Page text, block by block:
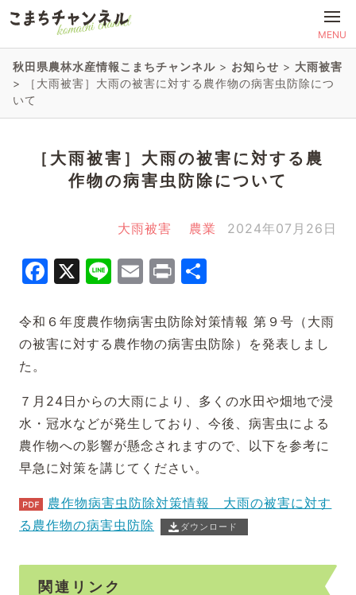
MENU
秋田県農林水産情報こまちチャンネル > お知らせ > 大雨被害
>
［大雨被害］大雨の被害に対する農作物の病害虫防除につ
いて
［大雨被害］大雨の被害に対する農
作物の病害虫防除について
大雨被害 農業 2024年07月26日
Facebook
X LineEmail
Print
令和６年度農作物病害虫防除対策情報 第９号（大雨
の被害に対する農作物の病害虫防除）を発表しまし
た。
７月24日からの大雨により、多くの水田や畑地で浸
水・冠水などが発生しており、今後、病害虫による
農作物への影響が懸念されますので、以下を参考に
早急に対策を講じてください。
農作物病害虫防除対策情報 大雨の被害に対す
る農作物の病害虫防除
ダウンロード
関連リンク